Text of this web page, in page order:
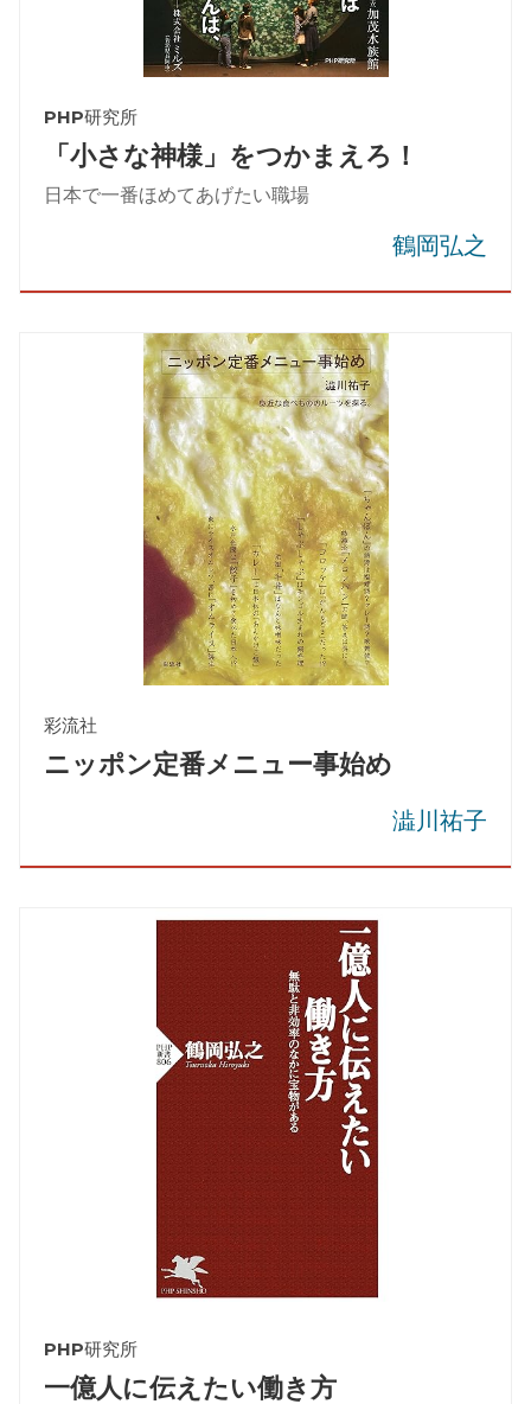
PHP研究所
「小さな神様」をつかまえろ！
日本で一番ほめてあげたい職場
鶴岡弘之
彩流社
ニッポン定番メニュー事始め
澁川祐子
PHP研究所
一億人に伝えたい働き方